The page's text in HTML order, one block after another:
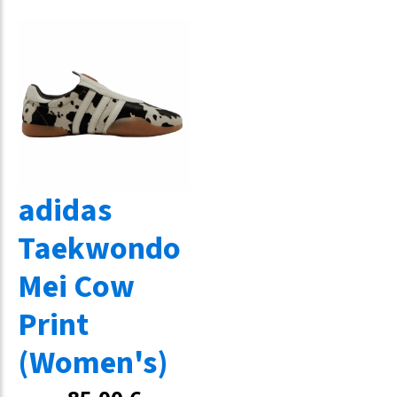
adidas
Taekwondo
Mei Cow
Print
(Women's)